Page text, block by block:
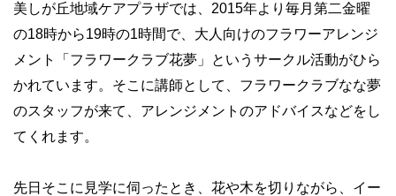
美しが丘地域ケアプラザでは、2015年より毎月第二金曜
の18時から19時の1時間で、大人向けのフラワーアレンジ
メント「フラワークラブ花夢」というサークル活動がひら
かれています。そこに講師として、フラワークラブなな夢
のスタッフが来て、アレンジメントのアドバイスなどをし
てくれます。
先日そこに見学に伺ったとき、花や木を切りながら、イー